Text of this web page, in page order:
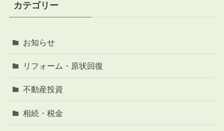
カテゴリー
お知らせ
リフォーム・原状回復
不動産投資
相続・税金